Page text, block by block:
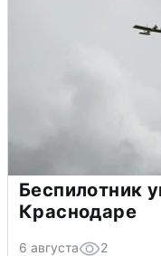
Беспилотник
Краснодаре
6 августа 2